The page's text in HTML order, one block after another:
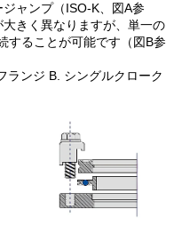
ャンプ（ISO-K、図A参
きく異なりますが、単一の
することが可能です（図B参
ランジ B. シングルクローク